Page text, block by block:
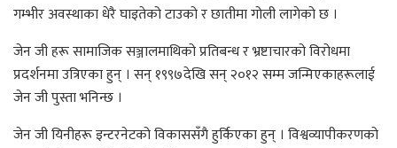
गम्भीर अवस्थाका धेरै घाइतेको टाउको र छातीमा गोली लागेको छ ।
जेन जी हरू सामाजिक सञ्जालमाथिको प्रतिबन्ध र भ्रष्टाचारको विरोधमा
प्रदर्शनमा उत्रिएका हुन् । सन् १९९७देखि सन् २०१२ सम्म जन्मिएकाहरूलाई
जेन जी पुस्ता भनिन्छ ।
जेन जी यिनीहरू इन्टरनेटको विकाससँगै हुर्किएका हुन् । विश्वव्यापीकरणको